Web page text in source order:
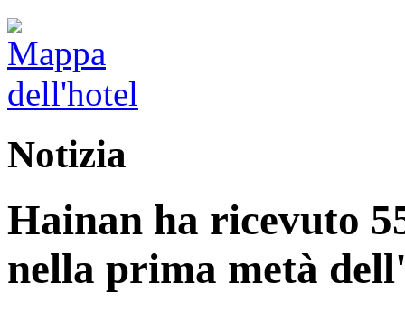
Notizia
Hainan ha ricevuto
nella prima metà